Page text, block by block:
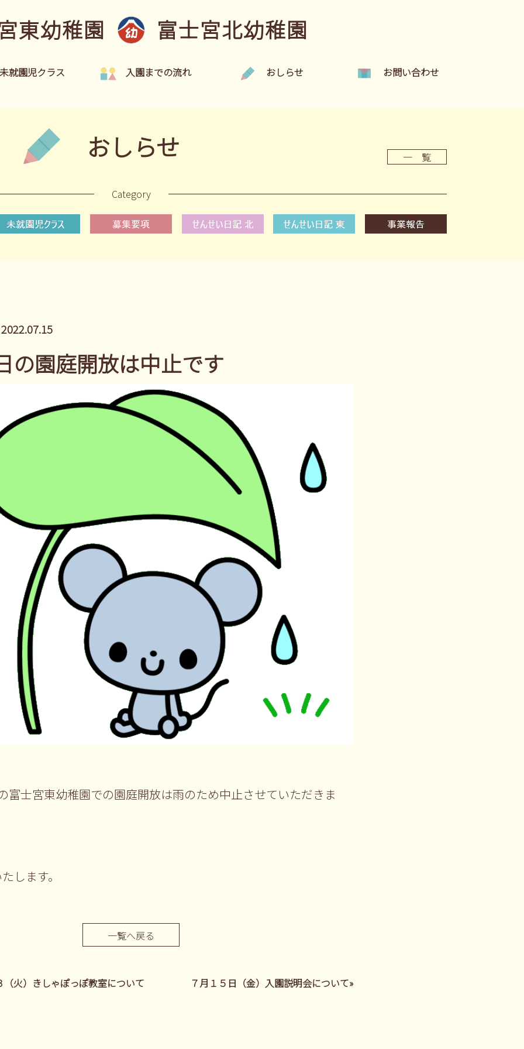
東幼稚園 富士宮北幼稚園
未就園児クラス 入園までの流れ おしらせ お問い合わせ
おしらせ 一 覧
Category
2022.07.15
園庭開放は中止です
富士宮東幼稚園での園庭開放は雨のため中止させていただきま
します。
一覧へ戻る
火）きしゃぽっぽ教室について ７月１５日（金）入園説明会について»